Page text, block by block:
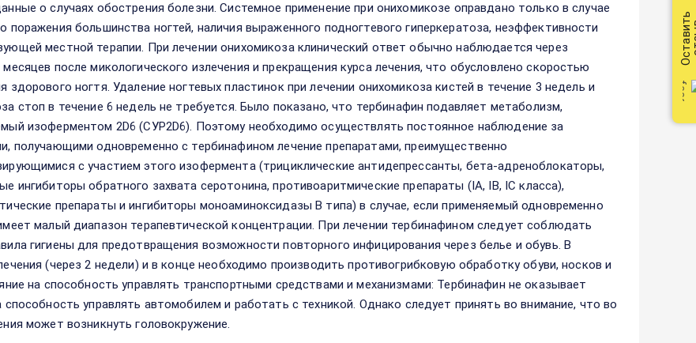
о случаях обострения болезни. Системное применение при онихомикозе оправдано только в случае
поражения большинства ногтей, наличия выраженного подногтевого гиперкератоза, неэффективности
местной терапии. При лечении онихомикоза клинический ответ обычно наблюдается через
после микологического излечения и прекращения курса лечения, что обусловлено скоростью
здорового ногтя. Удаление ногтевых пластинок при лечении онихомикоза кистей в течение 3 недель и
стоп в течение 6 недель не требуется. Было показано, что тербинафин подавляет метаболизм,
изоферментом 2D6 (СУР2D6). Поэтому необходимо осуществлять постоянное наблюдение за
получающими одновременно с тербинафином лечение препаратами, преимущественно
с участием этого изофермента (трициклические антидепрессанты, бета-адреноблокаторы,
ингибиторы обратного захвата серотонина, противоаритмические препараты (IА, IВ, IС класса),
препараты и ингибиторы моноаминоксидазы В типа) в случае, если применяемый одновременно
малый диапазон терапевтической концентрации. При лечении тербинафином следует соблюдать
гигиены для предотвращения возможности повторного инфицирования через белье и обувь. В
(через 2 недели) и в конце необходимо производить противогрибковую обработку обуви, носков и
на способность управлять транспортными средствами и механизмами: Тербинафин не оказывает
способность управлять автомобилем и работать с техникой. Однако следует принять во внимание, что во
может возникнуть головокружение.
Оставить